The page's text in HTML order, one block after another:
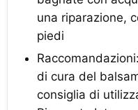
una riparazione,
piedi
di cura del
consiglia di